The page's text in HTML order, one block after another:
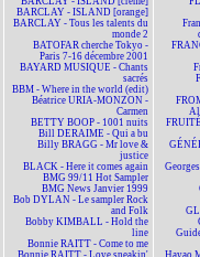
BARCLAY - ISLAND [orange]
BARCLAY - Tous les talents du
monde 2
BATOFAR cherche Tokyo -
Paris 7-16 décembre 2001
BAYARD MUSIQUE - Chants
sacrés
BBM - Where in the world (edit)
Béatrice URIA-MONZON -
Carmen
BETTY BOOP - 1001 nuits
Bill DERAIME - Qui a bu
Billy BRAGG - Mr love &
justice
BLACK - Here it comes again
BMG 99/11 Hot Sampler
BMG News Janvier 1999
Bob DYLAN - Le sampler Rock
and Folk
Bobby KIMBALL - Hold the
line
Bonnie RAITT - Come to me
Bonnie RAITT - Love sneakin'
Hayao